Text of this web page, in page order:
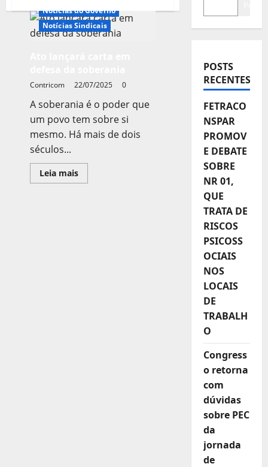
Notícias do Governo
Notícias Sindicais
Contricom 22/07/2025 0
A soberania é o poder que
um povo tem sobre si
mesmo. Há mais de dois
séculos...
Leia maisLeia
mais
POSTS
RECENTES
FETRACO
NSPAR
PROMOV
E DEBATE
SOBRE
NR 01,
QUE
TRATA DE
RISCOS
PSICOSS
OCIAIS
NOS
LOCAIS
DE
TRABALH
O
Congress
o retorna
com
dúvidas
sobre PEC
da
jornada
de